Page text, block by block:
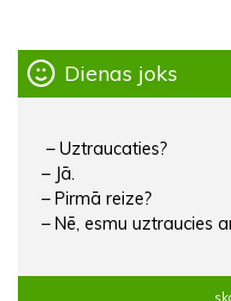
Dienas joks
– Uztraucaties?
– Jā.
– Pirmā reize?
– Nē, esmu uztraucies